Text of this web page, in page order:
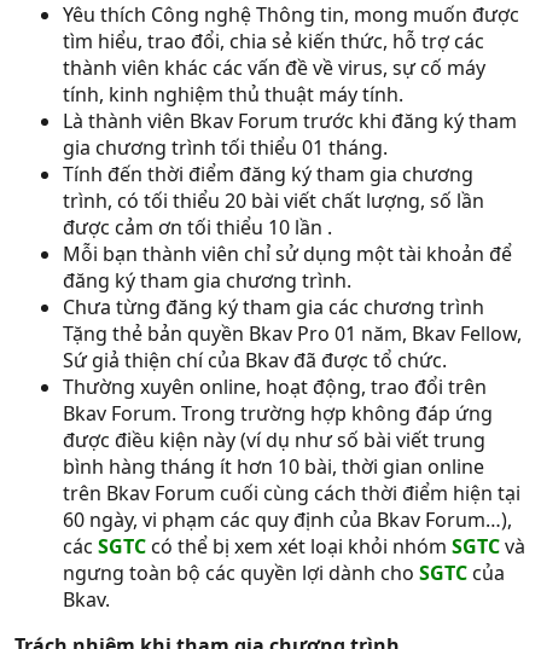
Yêu thích Công nghệ Thông tin, mong muốn được
tìm hiểu, trao đổi, chia sẻ kiến thức, hỗ trợ các
thành viên khác các vấn đề về virus, sự cố máy
tính, kinh nghiệm thủ thuật máy tính.
Là thành viên Bkav Forum trước khi đăng ký tham
gia chương trình tối thiểu 01 tháng.
Tính đến thời điểm đăng ký tham gia chương
trình, có tối thiểu 20 bài viết chất lượng, số lần
được cảm ơn tối thiểu 10 lần .
Mỗi bạn thành viên chỉ sử dụng một tài khoản để
đăng ký tham gia chương trình.
Chưa từng đăng ký tham gia các chương trình
Tặng thẻ bản quyền Bkav Pro 01 năm, Bkav Fellow,
Sứ giả thiện chí của Bkav đã được tổ chức.
Thường xuyên online, hoạt động, trao đổi trên
Bkav Forum. Trong trường hợp không đáp ứng
được điều kiện này (ví dụ như số bài viết trung
bình hàng tháng ít hơn 10 bài, thời gian online
trên Bkav Forum cuối cùng cách thời điểm hiện tại
60 ngày, vi phạm các quy định của Bkav Forum…),
các SGTCcó thể bị xem xét loại khỏi nhóm SGTCvà
ngưng toàn bộ các quyền lợi dành cho SGTCcủa
Bkav.